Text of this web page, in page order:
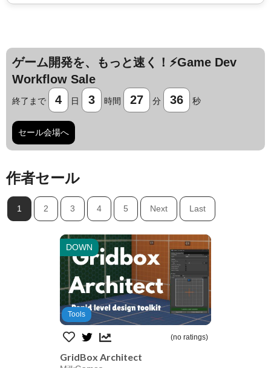
ゲーム開発を、もっと速く！⚡️Game Dev
Workflow Sale
終了まで 4 日 3 時間 27 分 34 秒
セール会場へ
作者セール
1 2 3 4 5 Next Last
DOWN
Tools
(no ratings)
GridBox Architect